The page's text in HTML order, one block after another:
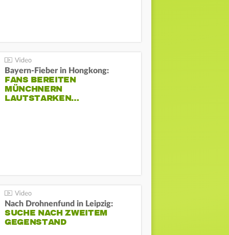
Bayern-Fieber in Hongkong:
FANS BEREITEN
MÜNCHNERN
LAUTSTARKEN…
Nach Drohnenfund in Leipzig:
SUCHE NACH ZWEITEM
GEGENSTAND